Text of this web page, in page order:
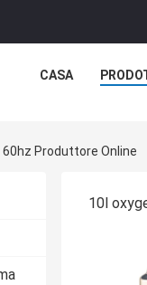
CASA
Produttore Online
10l